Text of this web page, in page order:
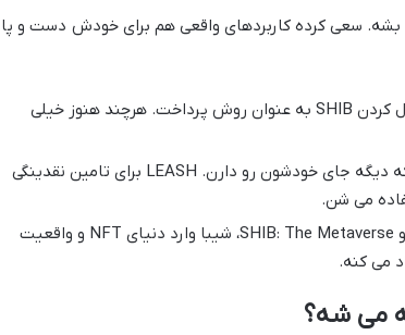
سعی کرده کاربردهای واقعی هم برای خودش دست و پا
بعضی از کسب وکارها شروع کردن به قبول کردن SHIB به عنوان روش پرداخت. هرچند هنوز خیلی
توکن های LEASH و BONE هم که دیگه جای خودشون رو دارن. LEASH برای تامین نقدینگی
با پروژه هایی مثل Shiboshi NFTs و SHIB: The Metaverse، شیبا وارد دنیای NFT و واقعیت
می کنه.
می شه؟